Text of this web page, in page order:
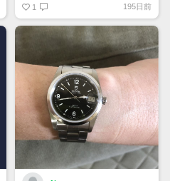
1 195日前